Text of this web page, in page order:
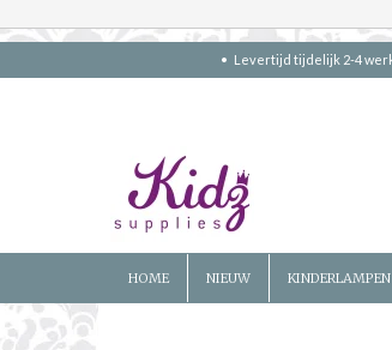
Levertijd tijdelijk 2-4
HOME NIEUW KINDERLAMPEN